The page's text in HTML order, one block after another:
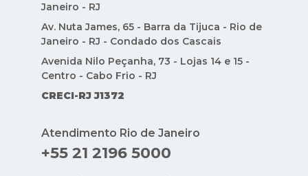
Janeiro - RJ
Av. Nuta James, 65 - Barra da Tijuca - Rio de
Janeiro - RJ - Condado dos Cascais
Avenida Nilo Peçanha, 73 - Lojas 14 e 15 -
Centro - Cabo Frio - RJ
CRECI-RJ J1372
Atendimento Rio de Janeiro
+55 21 2196 5000